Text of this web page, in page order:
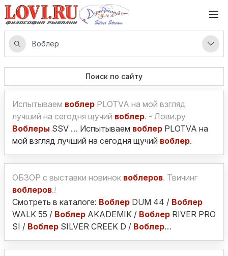
Поиск по сайту
Испытываем воблер PLOTVA на мой взгляд
лучший на сегодня щучий воблер. - Лови.ру
Воблеры SSV … Испытываем воблер PLOTVA на
мой взгляд лучший на сегодня щучий воблер.
ОБЗОР с выставки новинок воблеров. Твичинг
воблеров.!
Смотреть в каталоге: Воблер DUM 44 / Воблер
WALK 55 / Воблер AKADEMIK / Воблер RIVER PRO
SI / Воблер SILVER CREEK D / Воблер…